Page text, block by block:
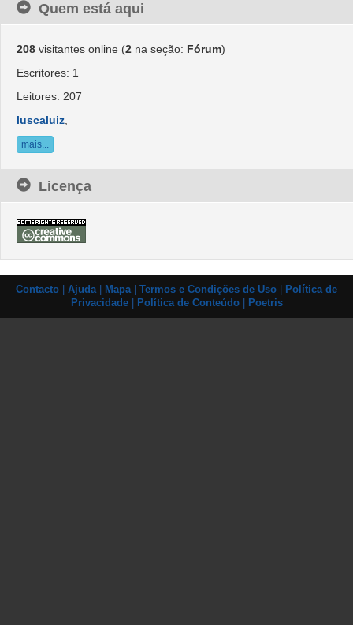
Quem está aqui
208 visitantes online (2 na seção: Fórum)
Escritores: 1
Leitores: 207
luscaluiz
mais...
Licença
Contacto Ajuda| Mapa| Termos e Condições de Uso
Política de
Privacidade| Política de Conteúdo| Poetris